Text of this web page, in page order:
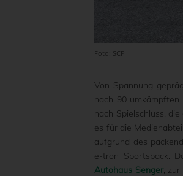
Foto: SCP
Von Spannung
nach 90
nach Spielschluss,
es für die
aufgrund des
e-tron Sportsback.
Autohaus Senger, zur